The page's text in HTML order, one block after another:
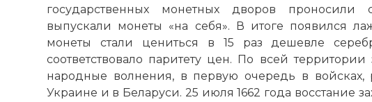
государственных монетных дворов проносили
выпускали монеты «на себя». В итоге появился
монеты стали цениться в 15 раз дешевле
соответствовало паритету цен. По всей территории
народные волнения, в первую очередь в войсках,
Украине и в Беларуси. 25 июля 1662 года восстание